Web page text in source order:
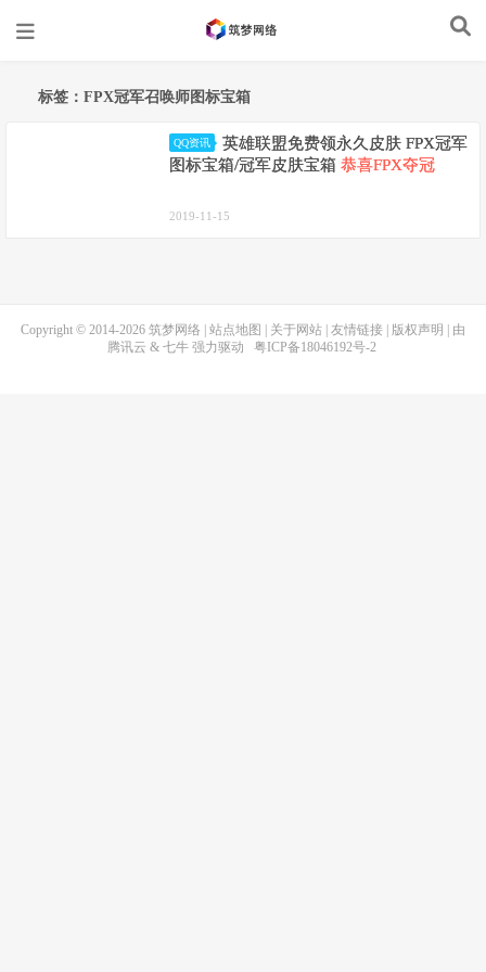
标签：FPX冠军召唤师图标宝箱
QQ资讯
英雄联盟免费领永久皮肤 FPX冠军
图标宝箱/冠军皮肤宝箱 恭喜FPX夺冠
2019-11-15
Copyright © 2014-2026 筑梦网络 站点地图 关于网站 友情链接 版权声明
| 由
腾讯云 & 七牛强力驱动 粤ICP备18046192号-2